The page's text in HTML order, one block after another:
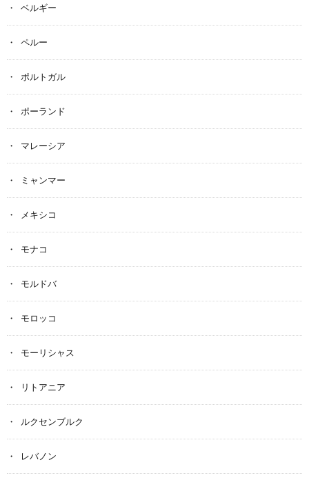
ベルギー
ペルー
ポルトガル
ポーランド
マレーシア
ミャンマー
メキシコ
モナコ
モルドバ
モロッコ
モーリシャス
リトアニア
ルクセンブルク
レバノン